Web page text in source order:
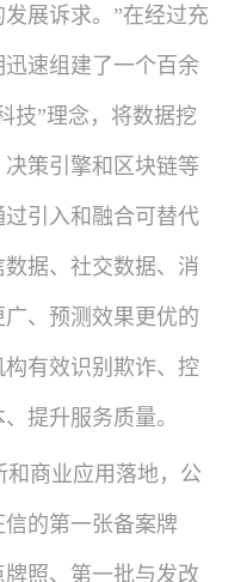
展诉求。”在经过充
速组建了一个百余
技”理念，将数据挖
策引擎和区块链等
引入和融合可替代
据、社交数据、消
、预测效果更优的
有效识别欺诈、控
提升服务质量。
商业应用落地，公
的第一张备案牌
照、第一批与发改